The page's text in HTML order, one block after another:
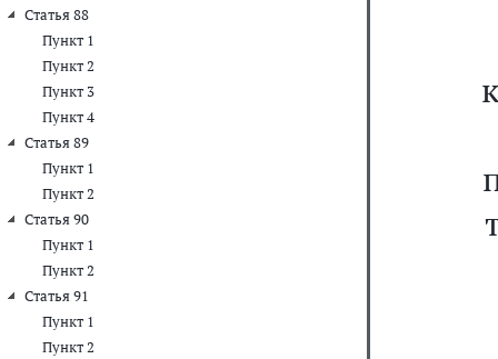
Статья 88
Пункт 1
Пункт 2
Пункт 3
Пункт 4
Статья 89
Пункт 1
Пункт 2
Статья 90
Пункт 1
Пункт 2
Статья 91
Пункт 1
Пункт 2